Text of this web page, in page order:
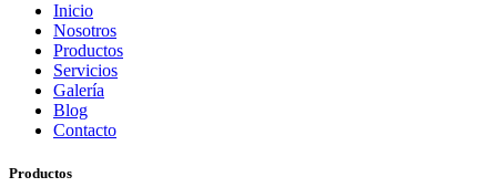
Inicio
Nosotros
Productos
Servicios
Galería
Blog
Contacto
Productos